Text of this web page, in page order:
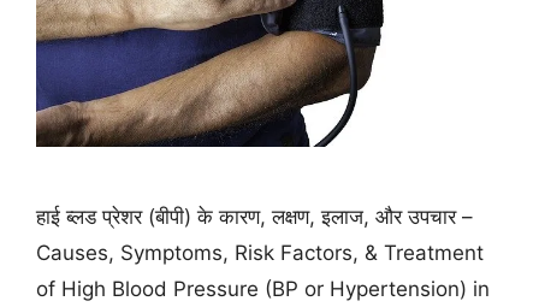
हाई ब्लड प्रेशर (बीपी) के कारण, लक्षण, इलाज, और उपचार –
Causes, Symptoms, Risk Factors, & Treatment
of High Blood Pressure (BP or Hypertension) in